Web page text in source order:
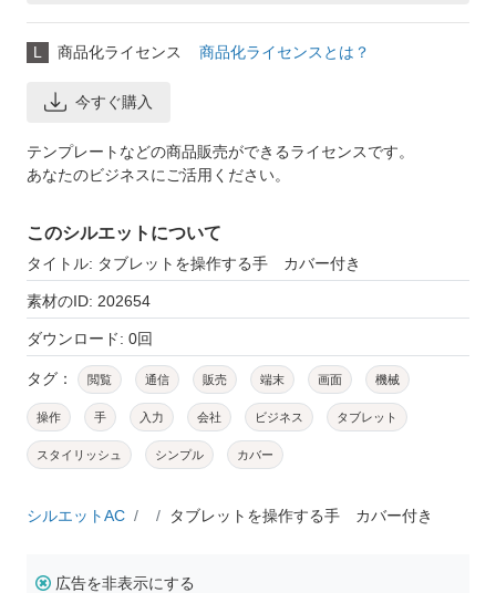
L 商品化ライセンス 商品化ライセンスとは？
今すぐ購入
テンプレートなどの商品販売ができるライセンスです。
あなたのビジネスにご活用ください。
このシルエットについて
タイトル: タブレットを操作する手 カバー付き
素材のID: 202654
ダウンロード: 0回
タグ： 閲覧 通信 販売 端末 画面 機械
操作 手 入力 会社 ビジネス タブレット
スタイリッシュ シンプル カバー
シルエットAC タブレットを操作する手 カバー付き
広告を非表示にする